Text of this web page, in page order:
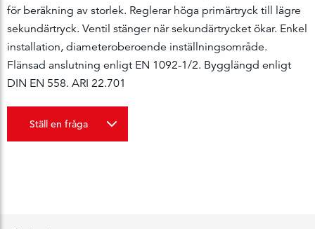
för beräkning av storlek. Reglerar höga primärtryck till lägre
sekundärtryck. Ventil stänger när sekundärtrycket ökar. Enkel
installation, diameteroberoende inställningsområde.
Flänsad anslutning enligt EN 1092-1/2. Bygglängd enligt
DIN EN 558. ARI 22.701
Ställ en fråga